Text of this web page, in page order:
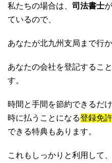
私たちの場合は、 司法書士が
ているので、
あなたが北九州支局まで行か
あなたの会社を登記するこ
す。
時間と手間を節約できるだ
時に払うことになる登録免
できる特典もあります。
これもしっかりと利用して